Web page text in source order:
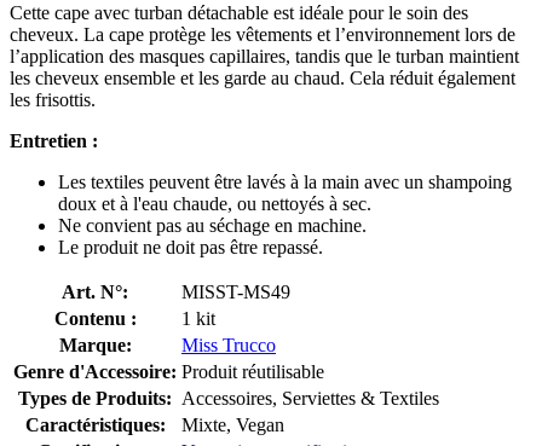
Cette cape avec turban détachable est idéale pour le soin des
cheveux. La cape protège les vêtements et l’environnement lors de
l’application des masques capillaires, tandis que le turban maintient
les cheveux ensemble et les garde au chaud. Cela réduit également
les frisottis.
Entretien :
Les textiles peuvent être lavés à la main avec un shampoing
doux et à l'eau chaude, ou nettoyés à sec.
Ne convient pas au séchage en machine.
Le produit ne doit pas être repassé.
Art. N°:
MISST-MS49
Contenu :
1 kit
Marque:
Miss Trucco
Genre d'Accessoire: Produit réutilisable
Types de Produits: Accessoires, Serviettes & Textiles
Caractéristiques:
Mixte, Vegan